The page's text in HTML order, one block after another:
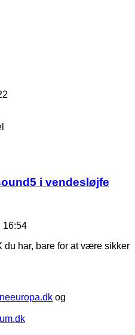
i vendesløjfe
16:54
du har, bare for at være sikker
og